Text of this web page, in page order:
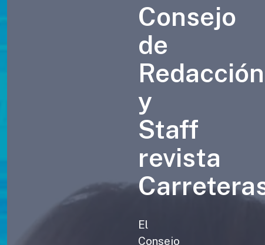
Consejo
de
Redacción
y
Staff
revista
El
Consejo